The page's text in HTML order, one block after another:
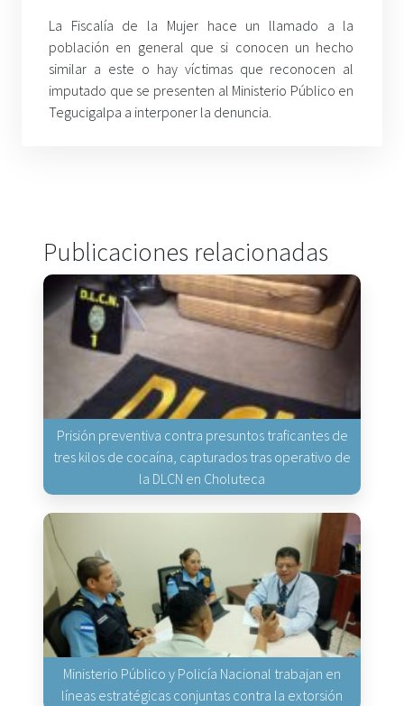
La Fiscalía de la Mujer hace un llamado a la
población en general que si conocen un hecho
similar a este o hay víctimas que reconocen al
imputado que se presenten al Ministerio Público en
Tegucigalpa a interponer la denuncia.
Publicaciones relacionadas
Prisión preventiva contra presuntos traficantes de
tres kilos de cocaína, capturados tras operativo de
la DLCN en Choluteca
Ministerio Público y Policía Nacional trabajan en
líneas estratégicas conjuntas contra la extorsión